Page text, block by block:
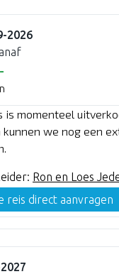
2026
is momenteel
kunnen we nog een
Ron en Loes
reis direct aanvragen